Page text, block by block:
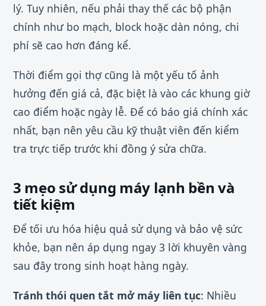
lý. Tuy nhiên, nếu phải thay thế các bộ phận
chính như bo mạch, block hoặc dàn nóng, chi
phí sẽ cao hơn đáng kể.
Thời điểm gọi thợ cũng là một yếu tố ảnh
hưởng đến giá cả, đặc biệt là vào các khung giờ
cao điểm hoặc ngày lễ. Để có báo giá chính xác
nhất, bạn nên yêu cầu kỹ thuật viên đến kiểm
tra trực tiếp trước khi đồng ý sửa chữa.
3 mẹo sử dụng máy lạnh bền và
tiết kiệm
Để tối ưu hóa hiệu quả sử dụng và bảo vệ sức
khỏe, bạn nên áp dụng ngay 3 lời khuyên vàng
sau đây trong sinh hoạt hàng ngày.
Tránh thói quen tắt mở máy liên tục: Nhiều